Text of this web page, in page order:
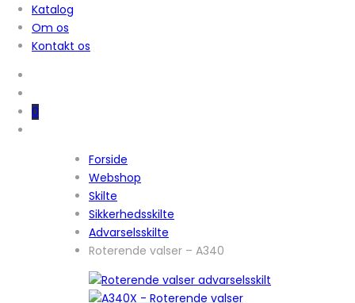
Katalog
Om os
Kontakt os
0
Forside
Webshop
Skilte
Sikkerhedsskilte
Advarselsskilte
Roterende valser – A340